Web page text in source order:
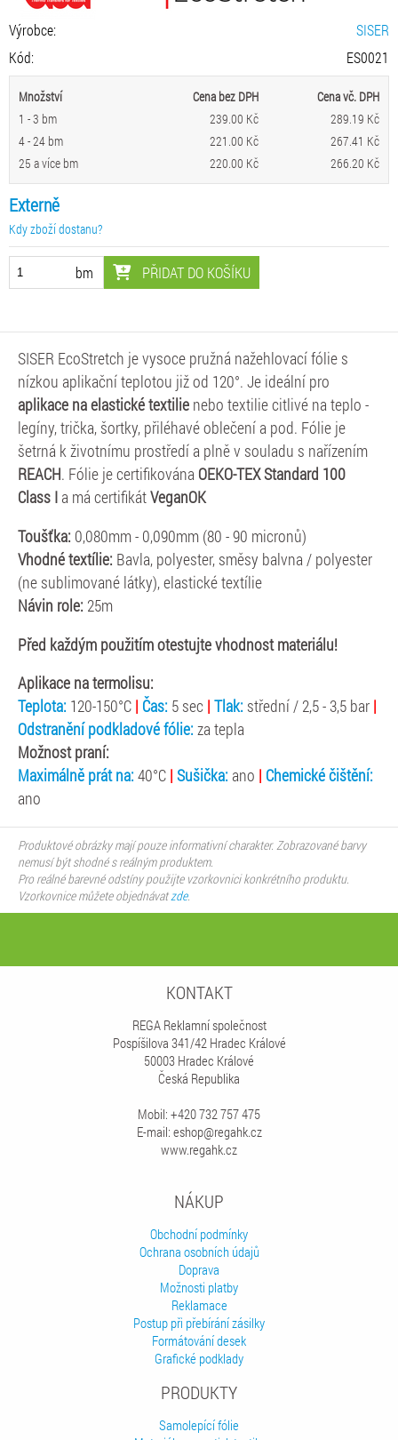
Výrobce:
SISER
Kód:
ES0021
Množství Cena bez DPH
Cena vč. DPH
1 - 3 bm
239.00 Kč
289.19 Kč
4 - 24 bm
221.00 Kč
267.41 Kč
25 a více bm
220.00 Kč 266.20 Kč
Externě
Kdy zboží dostanu?
bm PŘIDAT DO KOŠÍKU
SISER EcoStretch je vysoce pružná nažehlovací fólie s
nízkou aplikační teplotou již od 120°. Je ideální pro
aplikace na elastické textilie nebo textilie citlivé na teplo -
legíny, trička, šortky, přiléhavé oblečení a pod. Fólie je
šetrná k životnímu prostředí a plně v souladu s nařízením
REACH. Fólie je certifikována OEKO-TEX Standard 100
Class I a má certifikátVeganOK
Toušťka: 0,080mm - 0,090mm (80 - 90 micronů)
Vhodné textílie: Bavla, polyester, směsy balvna / polyester
(ne sublimované látky), elastické textílie
Návin role: 25m
Před každým použitím otestujte vhodnost materiálu!
Aplikace na termolisu:
Teplota: 120-150°C | Čas: 5 sec | Tlak: střední / 2,5 - 3,5 bar |
Odstranění podkladové fólie: za tepla
Možnost praní:
Maximálně prát na: 40°C | Sušička: ano | Chemické čištění:
ano
Produktové obrázky mají pouze informativní charakter. Zobrazované barvy
nemusí být shodné s reálným produktem.
Pro reálné barevné odstíny použijte vzorkovnici konkrétního produktu.
Vzorkovnice můžete objednávatzde.
KONTAKT
REGA Reklamní společnost
Pospíšilova 341/42 Hradec Králové
50003 Hradec Králové
Česká Republika
Mobil: +420 732 757 475
E-mail: eshop@regahk.cz
www.regahk.cz
NÁKUP
Obchodní podmínky
Ochrana osobních údajů
Doprava
Možnosti platby
Reklamace
Postup při přebírání zásilky
Formátování desek
Grafické podklady
PRODUKTY
Samolepící fólie